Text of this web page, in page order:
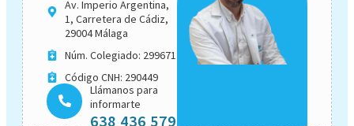
Av. Imperio Argentina,
1, Carretera de Cádiz,
29004 Málaga
Núm. Colegiado: 299671
Código CNH: 290449
Llámanos para
informarte
638 436 579